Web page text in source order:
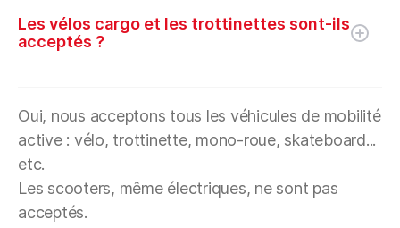
Les vélos cargo et les trottinettes sont-ils
acceptés ?
Oui, nous acceptons tous les véhicules de mobilité
active : vélo, trottinette, mono-roue, skateboard...
etc.
Les scooters, même électriques, ne sont pas
acceptés.